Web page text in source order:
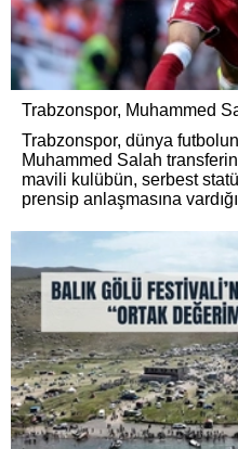
Trabzonspor, Muhammed
Trabzonspor, dünya
Muhammed Salah
mavili kulübün, serbest
prensip anlaşmasına